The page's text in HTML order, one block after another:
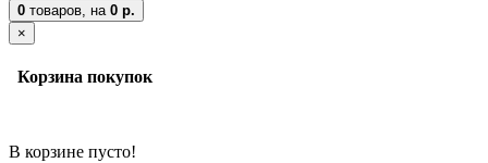
0 товаров, на 0 р.
×
Корзина покупок
В корзине пусто!